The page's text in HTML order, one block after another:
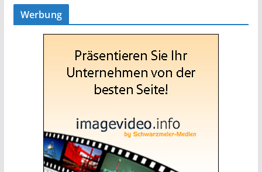
Werbung